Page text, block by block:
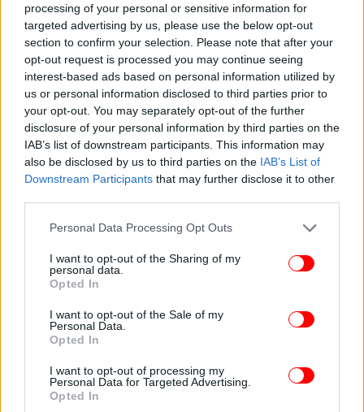
processing of your personal or sensitive information for
targeted advertising by us, please use the below opt-out
section to confirm your selection. Please note that after your
opt-out request is processed you may continue seeing
interest-based ads based on personal information utilized by
us or personal information disclosed to third parties prior to
your opt-out. You may separately opt-out of the further
disclosure of your personal information by third parties on the
IAB’s list of downstream participants. This information may
also be disclosed by us to third parties on the IAB’s List of
Downstream Participants that may further disclose it to other
Please note that this website/app uses one or more Google
not limited to your visit or usage behaviour. You may click to
grant or deny consent to Google and its third-party tags to
use your data for below specified purposes in below Google
consent section.
Personal Data Processing Opt Outs
I want to opt-out of the Sharing of my
personal data.
Opted In
I want to opt-out of the Sale of my
Personal Data.
Opted In
I want to opt-out of processing my
Personal Data for Targeted Advertising.
Opted In
Έκπληκτος δηλώνει ο Κέβιν Κόστνερ από το ξαφνικό διαζύγιό του /
Φωτογραφία: AP
Ωστόσο, ένας εκπρόσωπος του Κόστνερ δήλωσε στο
Page Six πως τυχόν ισχυρισμοί για δήθεν απιστία
του ηθοποιού είναι απολύτως αναληθείς.